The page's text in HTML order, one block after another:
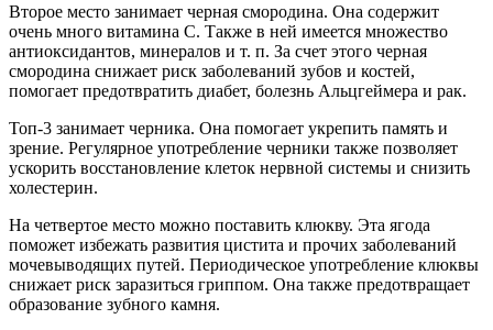
Второе место занимает черная смородина. Она содержит
очень много витамина C. Также в ней имеется множество
антиоксидантов, минералов и т. п. За счет этого черная
смородина снижает риск заболеваний зубов и костей,
помогает предотвратить диабет, болезнь Альцгеймера и рак.
Топ-3 занимает черника. Она помогает укрепить память и
зрение. Регулярное употребление черники также позволяет
ускорить восстановление клеток нервной системы и снизить
холестерин.
На четвертое место можно поставить клюкву. Эта ягода
поможет избежать развития цистита и прочих заболеваний
мочевыводящих путей. Периодическое употребление клюквы
снижает риск заразиться гриппом. Она также предотвращает
образование зубного камня.